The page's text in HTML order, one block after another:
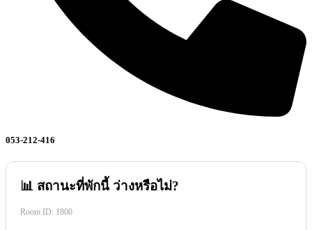
053-212-416
📊 สถานะที่พักนี้ ว่างหรือไม่?
Room ID: 1800